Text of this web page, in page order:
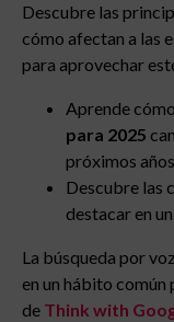
Descubre las
cómo afectan a las
para aprovechar
Aprende
para 2025
próximos
Descubre las
destacar en
La búsqueda por
en un hábito común
de Think with